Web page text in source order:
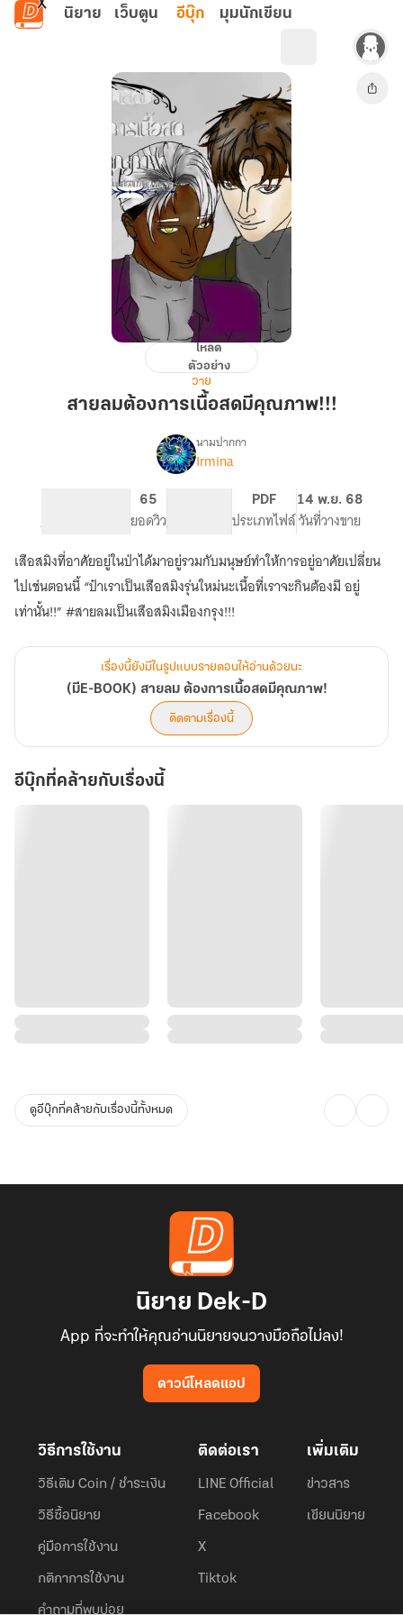
ข้ามไปยังเนื้อหาหลัก
นิยาย เว็บตูน อีบุ๊ก มุมนักเขียน
สายลม
ต้องการ
เนื้อ
คุณภาพ!!!
โหลด
ตัวอย่าง
วาย
สายลมต้องการเนื้อสดมีคุณภาพ!!!
เรื่อง(มีE-
ต้องการ
สด
มี
คุณภาพ!
นามปากกา
Irmina
จำนวนหน้า (A5)
65
ยอดวิวระดับเนื้อหา
PDF
ประเภทไฟล์
14 พ.ย. 68
วันที่วางขาย
เสือสมิงที่อาศัยอยู่ในป่าได้มาอยู่รวมกับมนุษย์ทำให้การอยู่อาศัยเปลี่ยน
ไปเช่นตอนนี้ “ป๋าเราเป็นเสือสมิงรุ่นใหม่นะเนื้อที่เราจะกินต้องมี อยู่
เท่านั้น!!” #สายลมเป็นเสือสมิงเมืองกรุง!!!
เรื่องนี้ยังมีในรูปแบบรายตอนให้อ่านด้วยนะ
(มีE-BOOK) สายลม ต้องการเนื้อสดมีคุณภาพ!
ติดตามเรื่องนี้
อีบุ๊กที่คล้ายกับเรื่องนี้
ดูอีบุ๊กที่คล้ายกับเรื่องนี้ทั้งหมด
นิยาย Dek-D
App ที่จะทำให้คุณอ่านนิยายจนวางมือถือไม่ลง!
ดาวน์โหลดแอป
วิธีการใช้งาน
วิธีเติม Coin / ชำระเงิน
วิธีซื้อนิยาย
คู่มือการใช้งาน
กติกาการใช้งาน
คำถามที่พบบ่อย
ติดต่อเรา
LINE Official
Facebook
X
Tiktok
เพิ่มเติม
ข่าวสาร
เขียนนิยาย